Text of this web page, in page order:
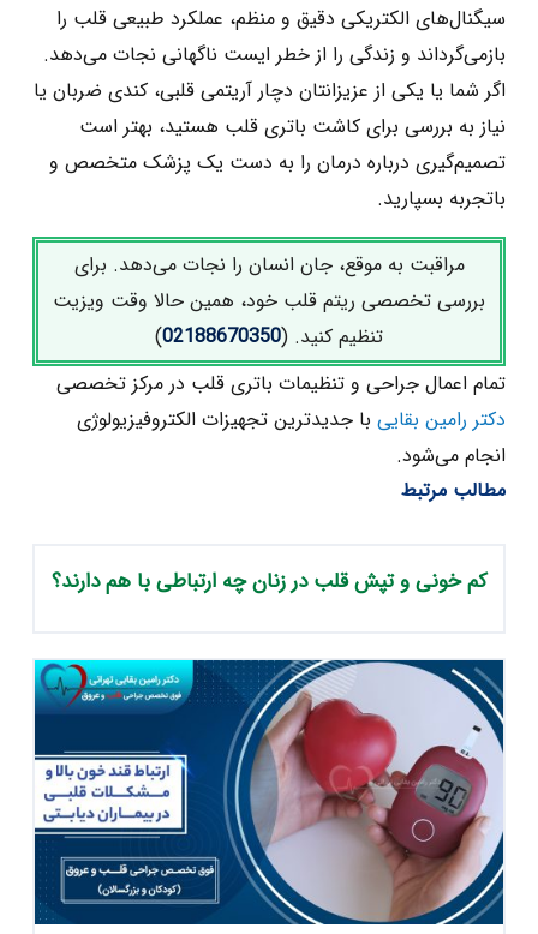
سیگنال‌های الکتریکی دقیق و منظم، عملکرد طبیعی قلب را
بازمی‌گرداند و زندگی را از خطر ایست ناگهانی نجات می‌دهد.
اگر شما یا یکی از عزیزانتان دچار آریتمی قلبی، کندی ضربان یا
نیاز به بررسی برای کاشت باتری قلب هستید، بهتر است
تصمیم‌گیری درباره درمان را به دست یک پزشک متخصص و
باتجربه بسپارید.
مراقبت به‌ موقع، جان انسان را نجات می‌دهد. برای
بررسی تخصصی ریتم قلب خود، همین حالا وقت ویزیت
تنظیم کنید. (02188670350
)
تمام اعمال جراحی و تنظیمات باتری قلب در مرکز تخصصی
دکتر رامین بقاییبا جدیدترین تجهیزات الکتروفیزیولوژی
انجام می‌شود.
مطالب مرتبط
کم‌ خونی و تپش قلب در زنان چه ارتباطی با هم دارند؟